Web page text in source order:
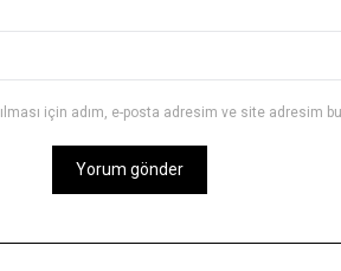
için adım, e-posta adresim ve site adresim